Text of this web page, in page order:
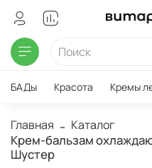
БАДы Красота Кремы
Главная Каталог
Крем-бальзам
Шустер